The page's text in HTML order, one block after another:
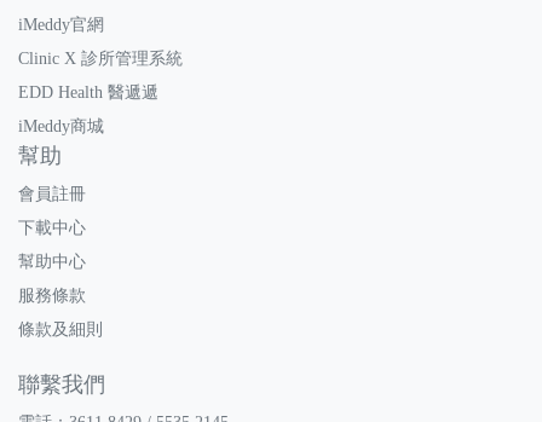
iMeddy官網
Clinic X 診所管理系統
EDD Health 醫遞遞
iMeddy商城
幫助
會員註冊
下載中心
幫助中心
服務條款
條款及細則
聯繫我們